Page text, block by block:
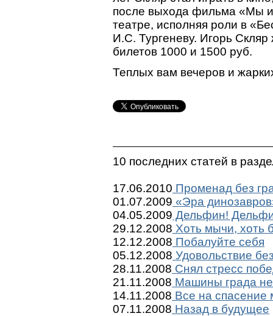
после выхода фильма «Мы
театре, исполняя роли в
И.С. Тургеневу. Игорь
билетов 1000 и 1500 руб.
Теплых вам вечеров и
10 последних статей в
17.06.2010 Променад без
01.07.2009 «Эра
04.05.2009 Дельфин!
29.12.2008 Хоть мычи, хоть
12.12.2008 Побалуйте себя
05.12.2008 Удовольствие
28.11.2008 Снял стресс
21.11.2008 Машины града не
14.11.2008 Все на спасение
07.11.2008 Назад в будущее